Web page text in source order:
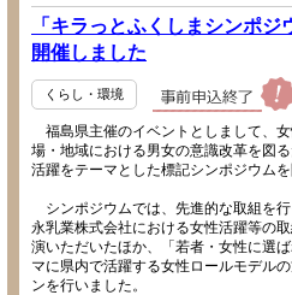
「キラっとふくしまシンポ
開催しました
くらし・環境
福島県主催のイベントとしまして、
場・地域における男女の意識改革を図
活躍をテーマとした標記シンポジウムを
シンポジウムでは、先進的な取組を
永乳業株式会社における女性活躍等の
演いただいたほか、「若者・女性に選
マに県内で活躍する女性ロールモデル
ンを行いました。